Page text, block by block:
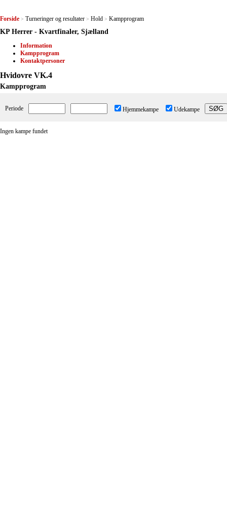
Forside > Turneringer og resultater > Hold > Kampprogram
KP Herrer - Kvartfinaler, Sjælland
Information
Kampprogram
Kontaktpersoner
Hvidovre VK.4
Kampprogram
Periode Hjemmekampe Udekampe
Ingen kampe fundet